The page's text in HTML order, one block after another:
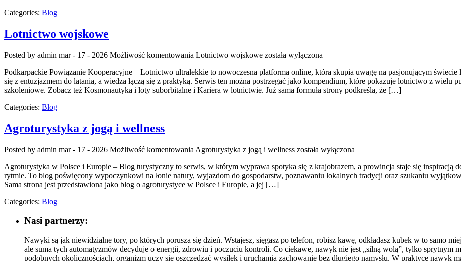
Categories: Blog
Lotnictwo wojskowe
Posted by admin mar - 17 - 2026 Możliwość komentowania Lotnictwo wojskowe została wyłączona
Podkarpackie Powiązanie Kooperacyjne – Lotnictwo ultralekkie to nowoczesna platforma online, która skupia uwagę na pasjonującym
się z entuzjazmem do latania, a wiedza łączą się z praktyką. Serwis ten można postrzegać jako kompendium, które pokazuje lotnictwo z
szkoleniowe. Zobacz też Kosmonautyka i loty suborbitalne i Kariera w lotnictwie. Już sama formuła strony podkreśla, że […]
Categories: Blog
Agroturystyka z jogą i wellness
Posted by admin mar - 17 - 2026 Możliwość komentowania Agroturystyka z jogą i wellness została wyłączona
Agroturystyka w Polsce i Europie – Blog turystyczny to serwis, w którym wyprawa spotyka się z krajobrazem, a prowincja staje się inspiracją
rytmie. To blog poświęcony wypoczynkowi na łonie natury, wyjazdom do gospodarstw, poznawaniu lokalnych tradycji oraz szukaniu
Sama strona jest przedstawiona jako blog o agroturystyce w Polsce i Europie, a jej […]
Categories: Blog
Nasi partnerzy:
Nawyki są jak niewidzialne tory, po których porusza się dzień. Wstajesz, sięgasz po telefon, robisz kawę, odkładasz kubek w to samo
ale suma tych automatyzmów decyduje o energii, zdrowiu i poczuciu kontroli. Co ciekawe, nawyk nie jest „silną wolą”, tylko sprytnym
podobnych okolicznościach, organizm uczy się oszczędzać wysiłek i uruchamia zachowanie bez długiego namysłu. W praktyce nawyk